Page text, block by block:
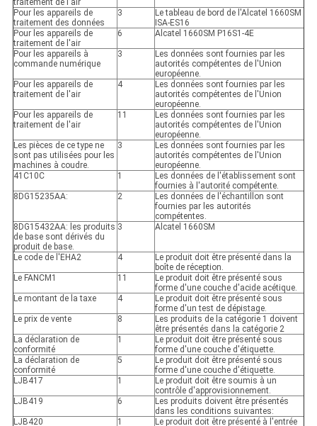
traitement de l'air
Pour les appareils de
traitement des données
3
Le tableau de bord de l'Alcatel 1660SM
ISA-ES16
Pour les appareils de
traitement de l'air
6 Alcatel 1660SM P16S1-4E
Pour les appareils à
commande numérique
3
Les données sont fournies par les
autorités compétentes de l'Union
européenne.
Pour les appareils de
traitement de l'air
4
Les données sont fournies par les
autorités compétentes de l'Union
européenne.
Pour les appareils de
traitement de l'air
11
Les données sont fournies par les
autorités compétentes de l'Union
européenne.
Les pièces de ce type ne
sont pas utilisées pour les
machines à coudre.
3
Les données sont fournies par les
autorités compétentes de l'Union
européenne.
41C10C
1
Les données de l'établissement sont
fournies à l'autorité compétente.
8DG15235AA:
2
Les données de l'échantillon sont
fournies par les autorités
compétentes.
8DG15432AA: les produits
de base sont dérivés du
produit de base.
3 Alcatel 1660SM
Le code de l'EHA2 4
Le produit doit être présenté dans la
boîte de réception.
Le FANCM1
11
Le produit doit être présenté sous
forme d'une couche d'acide acétique.
Le montant de la taxe
4
Le produit doit être présenté sous
forme d'un test de dépistage.
Le prix de vente
8
Les produits de la catégorie 1 doivent
être présentés dans la catégorie 2
La déclaration de
conformité
1
Le produit doit être présenté sous
forme d'une couche d'étiquette.
La déclaration de
conformité
5
Le produit doit être présenté sous
forme d'une couche d'étiquette.
LJB417
1
Le produit doit être soumis à un
contrôle d'approvisionnement.
LJB419
6
Les produits doivent être présentés
dans les conditions suivantes:
LJB420
1 Le produit doit être présenté à l'entrée